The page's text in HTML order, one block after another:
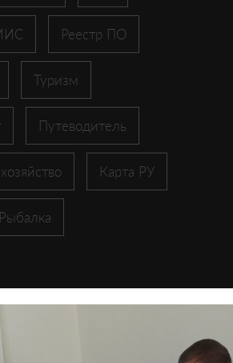
Реестр ПО
Туризм
Путеводитель
Карта РУ